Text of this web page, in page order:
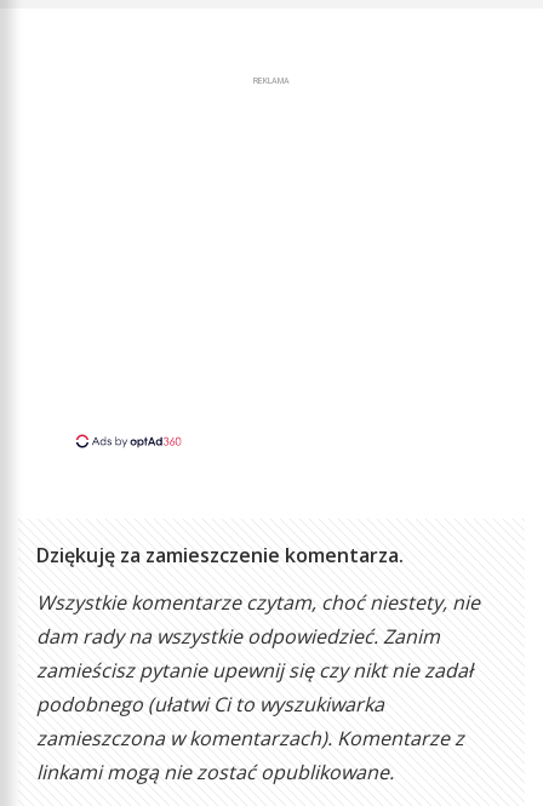
REKLAMA
Dziękuję za zamieszczenie komentarza.
Wszystkie komentarze czytam, choć niestety, nie
dam rady na wszystkie odpowiedzieć. Zanim
zamieścisz pytanie upewnij się czy nikt nie zadał
podobnego (ułatwi Ci to wyszukiwarka
zamieszczona w komentarzach). Komentarze z
linkami mogą nie zostać opublikowane.